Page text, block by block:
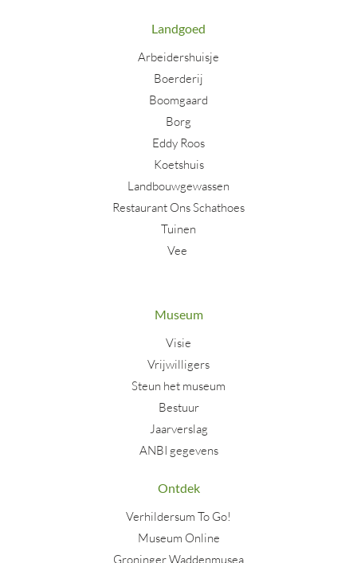
Landgoed
Arbeidershuisje
Boerderij
Boomgaard
Borg
Eddy Roos
Koetshuis
Landbouwgewassen
Restaurant Ons Schathoes
Tuinen
Vee
Museum
Visie
Vrijwilligers
Steun het museum
Bestuur
Jaarverslag
ANBI gegevens
Ontdek
Verhildersum To Go!
Museum Online
Groninger Waddenmusea